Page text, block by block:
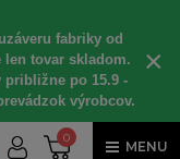
fabriky od
len tovar skladom.
približne po 15.9 -
výrobcov.
×
0
MENU